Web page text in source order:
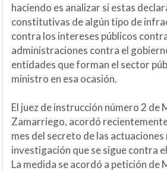
haciendo es analizar si estas
constitutivas de algún tipo de
contra los intereses públicos
administraciones contra el
entidades que forman el sector
ministro en esa ocasión.
El juez de instrucción número 2 de
Zamarriego, acordó
mes del secreto de las
investigación que se sigue contra
La medida se acordó a petición de